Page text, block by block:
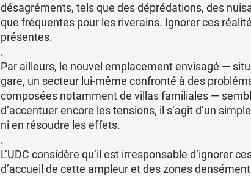
désagréments, tels que des déprédations, des
que fréquentes pour les riverains. Ignorer ces
présentes.
.
Par ailleurs, le nouvel emplacement envisagé —
gare, un secteur lui-même confronté à des
composées notamment de villas familiales —
d’accentuer encore les tensions, il s’agit d’un
ni en résoudre les effets.
.
L’UDC considère qu’il est irresponsable d’ignorer
d’accueil de cette ampleur et des zones